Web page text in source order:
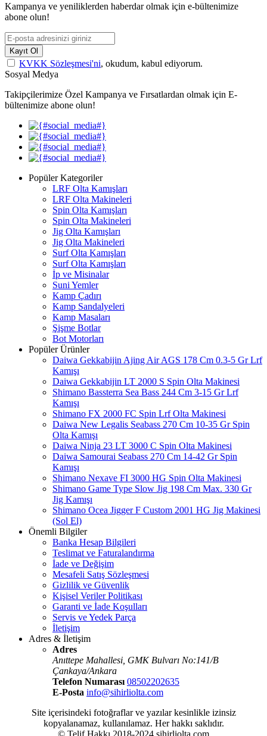
Kampanya ve yeniliklerden haberdar olmak için e-bültenimize
abone olun!
Kayıt Ol
KVKK Sözleşmesi'ni, okudum, kabul ediyorum.
Sosyal Medya
Takipçilerimize Özel Kampanya ve Fırsatlardan olmak için E-
bültenimize abone olun!
Popüler Kategoriler
LRF Olta Kamışları
LRF Olta Makineleri
Spin Olta Kamışları
Spin Olta Makineleri
Jig Olta Kamışları
Jig Olta Makineleri
Surf Olta Kamışları
Surf Olta Kamışları
İp ve Misinalar
Suni Yemler
Kamp Çadırı
Kamp Sandalyeleri
Kamp Masaları
Şişme Botlar
Bot Motorları
Popüler Ürünler
Daiwa Gekkabijin Ajing Air AGS 178 Cm 0.3-5 Gr Lrf
Kamışı
Daiwa Gekkabijin LT 2000 S Spin Olta Makinesi
Shimano Bassterra Sea Bass 244 Cm 3-15 Gr Lrf
Kamışı
Shimano FX 2000 FC Spin Lrf Olta Makinesi
Daiwa New Legalis Seabass 270 Cm 10-35 Gr Spin
Olta Kamışı
Daiwa Ninja 23 LT 3000 C Spin Olta Makinesi
Daiwa Samourai Seabass 270 Cm 14-42 Gr Spin
Kamışı
Shimano Nexave FI 3000 HG Spin Olta Makinesi
Shimano Game Type Slow Jig 198 Cm Max. 330 Gr
Jig Kamışı
Shimano Ocea Jigger F Custom 2001 HG Jig Makinesi
(Sol El)
Önemli Bilgiler
Banka Hesap Bilgileri
Teslimat ve Faturalandırma
İade ve Değişim
Mesafeli Satış Sözleşmesi
Gizlilik ve Güvenlik
Kişisel Veriler Politikası
Garanti ve İade Koşulları
Servis ve Yedek Parça
İletişim
Adres & İletişim
Adres
Anıttepe Mahallesi, GMK Bulvarı No:141/B
Çankaya/Ankara
Telefon Numarası 08502202635
E-Posta info@sihirliolta.com
Site içerisindeki fotoğraflar ve yazılar kesinlikle izinsiz
kopyalanamaz, kullanılamaz. Her hakkı saklıdır.
© Telif Hakkı 2018-2024 sihirliolta.com